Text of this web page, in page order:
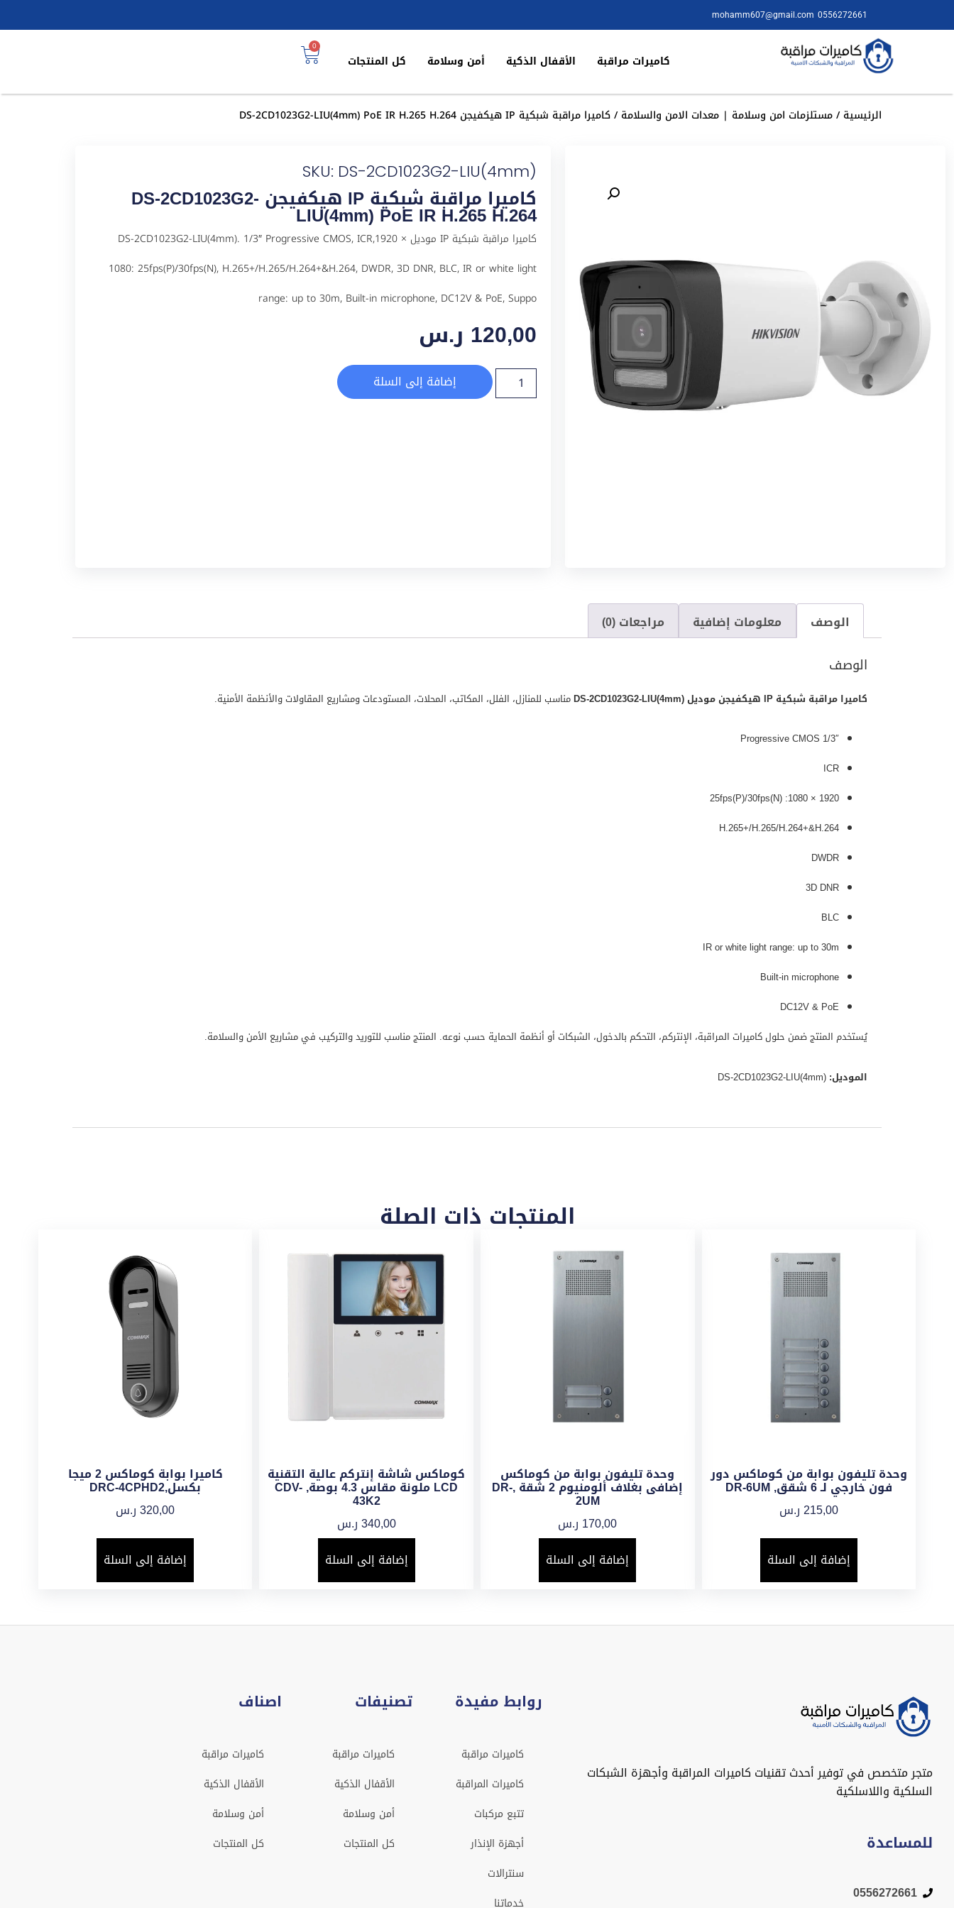
0556272661
mohamm607@gmail.com
كاميرات مراقبة الأقفال الذكية أمن وسلامة كل المنتجات
0
الرئيسية/مستلزمات امن وسلامة | معدات الامن والسلامة/ كاميرا مراقبة شبكية IP هيكفيجن DS-2CD1023G2-LIU(4mm) PoE IR H.265 H.264
SKU: DS-2CD1023G2-LIU(4mm)
كاميرا مراقبة شبكية IP هيكفيجن DS-2CD1023G2-
LIU(4mm) PoE IR H.265 H.264
كاميرا مراقبة شبكية IP موديل DS-2CD1023G2-LIU(4mm). 1/3″ Progressive CMOS, ICR,1920 ×
1080: 25fps(P)/30fps(N), H.265+/H.265/H.264+&H.264, DWDR, 3D DNR, BLC, IR or white light
range: up to 30m, Built-in microphone, DC12V & PoE, Suppo
120,00 ر.س
إضافة إلى السلة
الوصف معلومات إضافية مراجعات (0)
الوصف
كاميرا مراقبة شبكية IP هيكفيجن موديل DS-2CD1023G2-LIU(4mm) مناسب للمنازل، الفلل، المكاتب، المحلات، المستودعات ومشاريع المقاولات والأنظمة الأمنية.
1/3″ Progressive CMOS
ICR
1920 × 1080: 25fps(P)/30fps(N)
H.265+/H.265/H.264+&H.264
DWDR
3D DNR
BLC
IR or white light range: up to 30m
Built-in microphone
DC12V & PoE
يُستخدم المنتج ضمن حلول كاميرات المراقبة، الإنتركم، التحكم بالدخول، الشبكات أو أنظمة الحماية حسب نوعه. المنتج مناسب للتوريد والتركيب في مشاريع الأمن والسلامة.
الموديل:
المنتجات ذات الصلة
وحدة تليفون بوابة من كوماكس دور
فون خارجي لـ 6 شقق, DR-6UM
215,00ر.س
إضافة إلى السلة
وحدة تليفون بوابة من كوماكس
إضافى بغلاف ألومنيوم 2 شقة ,DR-
2UM
170,00 ر.س
إضافة إلى السلة
كوماكس شاشة إنتركم عالية التقنية
LCD ملونة مقاس 4.3 بوصة, CDV-
43K2
340,00ر.س
إضافة إلى السلة
كاميرا بوابة كوماكس 2 ميجا
بكسل,DRC-4CPHD2
320,00ر.س
إضافة إلى السلة
متجر متخصص في توفير أحدث تقنيات كاميرات المراقبة وأجهزة الشبكات
السلكية واللاسلكية
للمساعدة
0556272661
روابط مفيدة
كاميرات مراقبة
كاميرات المراقبة
تتبع مركبات
أجهزة الإنذار
سنترالات
خدماتنا
تصنيفات
كاميرات مراقبة
الأقفال الذكية
أمن وسلامة
كل المنتجات
اصناف
كاميرات مراقبة
الأقفال الذكية
أمن وسلامة
كل المنتجات